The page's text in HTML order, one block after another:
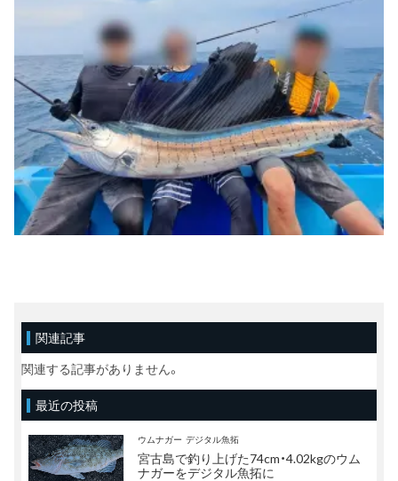
関連記事
関連する記事がありません。
最近の投稿
ウムナガー デジタル魚拓
宮古島で釣り上げた74cm・4.02kgのウム
ナガーをデジタル魚拓に